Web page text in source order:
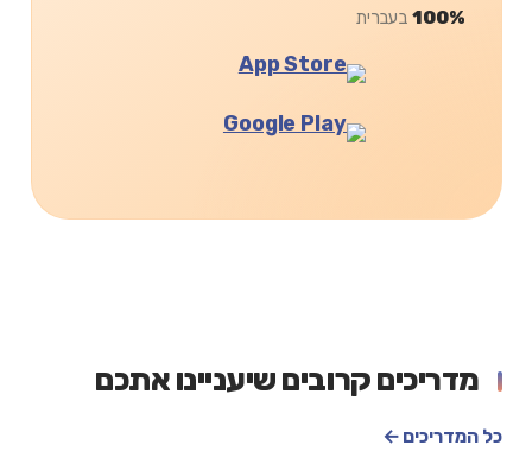
100%בעברית
מדריכים קרובים שיעניינו אתכם
כל המדריכים ←